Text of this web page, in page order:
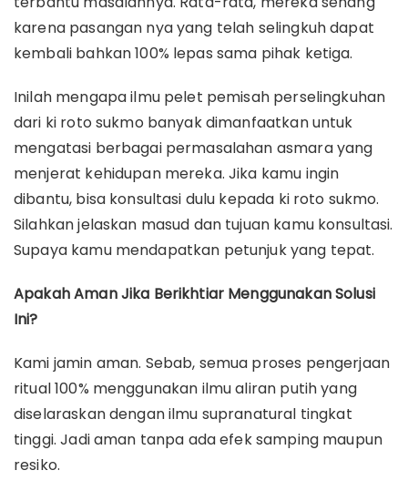
karena pasangan nya yang telah selingkuh dapat
kembali bahkan 100% lepas sama pihak ketiga.
Inilah mengapa ilmu pelet pemisah perselingkuhan
dari ki roto sukmo banyak dimanfaatkan untuk
mengatasi berbagai permasalahan asmara yang
menjerat kehidupan mereka. Jika kamu ingin
dibantu, bisa konsultasi dulu kepada ki roto sukmo.
Silahkan jelaskan masud dan tujuan kamu konsultasi.
Supaya kamu mendapatkan petunjuk yang tepat.
Apakah Aman Jika Berikhtiar Menggunakan Solusi
Ini?
Kami jamin aman. Sebab, semua proses pengerjaan
ritual 100% menggunakan ilmu aliran putih yang
diselaraskan dengan ilmu supranatural tingkat
tinggi. Jadi aman tanpa ada efek samping maupun
resiko.